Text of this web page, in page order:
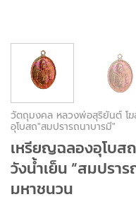
วัตถุมงคล หลวงพ่อสุริยันต์ โ
อุโบสถ"สมปรารถนาบารมี"
เหรียญฉลองอุโบส
วังน้ำเย็น “สมปรา
มหาชนวน